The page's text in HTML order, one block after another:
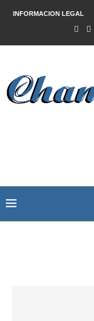
INFORMACION LEGAL